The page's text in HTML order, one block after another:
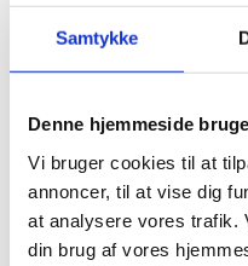
Samtykke
Denne hjemmeside
Vi bruger cookies til at
annoncer, til at vise dig
at analysere vores trafik.
din brug af vores
kataloget finder du
Johannes Hages Hus og
​Se ydelseskatalog